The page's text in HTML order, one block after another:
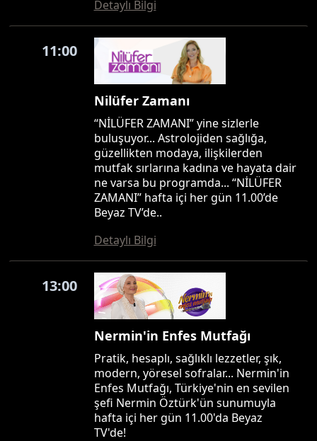
Detaylı Bilgi
11:00
Nilüfer Zamanı
“NİLÜFER ZAMANI” yine sizlerle
buluşuyor... Astrolojiden sağlığa,
güzellikten modaya, ilişkilerden
mutfak sırlarına kadına ve hayata dair
ne varsa bu programda... “NİLÜFER
ZAMANI” hafta içi her gün 11.00’de
Beyaz TV’de..
Detaylı Bilgi
13:00
Nermin'in Enfes Mutfağı
Pratik, hesaplı, sağlıklı lezzetler, şık,
modern, yöresel sofralar... Nermin'in
Enfes Mutfağı, Türkiye'nin en sevilen
şefi Nermin Öztürk'ün sunumuyla
hafta içi her gün 11.00'da Beyaz
TV'de!